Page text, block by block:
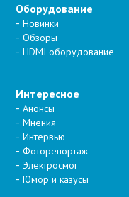
Оборудование
Новинки
Обзоры
HDMI оборудование
Интересное
Анонсы
Мнения
Интервью
Фоторепортаж
Электросмог
Юмор и казусы